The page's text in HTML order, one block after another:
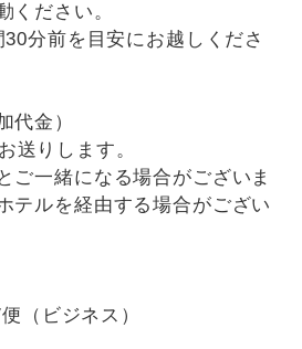
ください。
分前を目安にお越しくださ
代金）
送りします。
ご一緒になる場合がございま
テルを経由する場合がござい
（ビジネス）